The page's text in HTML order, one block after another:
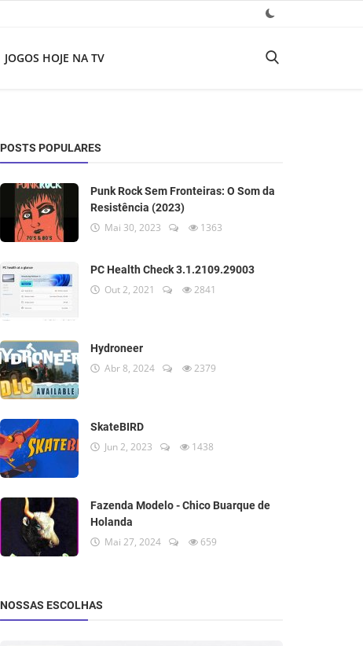
JOGOS HOJE NA TV
POSTS POPULARES
Punk Rock Sem Fronteiras: O Som da
Resistência (2023)
Mai 30, 2023 1363
PC Health Check 3.1.2109.29003
Out 2, 2021 2841
Hydroneer
Abr 8, 2024 2379
SkateBIRD
Jun 2, 2023 1438
Fazenda Modelo - Chico Buarque de
Holanda
Mai 27, 2024 659
NOSSAS ESCOLHAS